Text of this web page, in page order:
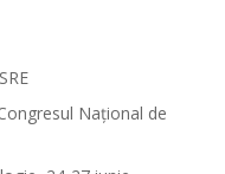
Național de